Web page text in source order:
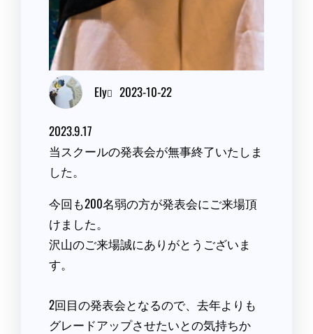
Ely 2023-10-22
2023.9.17
当スクールの発表会が無事終了いたしま
した。
今回も200名弱の方が発表会にご来場頂
けました。
沢山のご来場誠にありがとうございま
す。
2回目の発表会となるので、去年よりも
グレードアップさせたいとの気持ちか